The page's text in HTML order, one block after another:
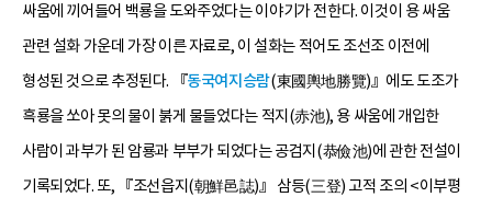
싸움에 끼어들어 백룡을 도와주었다는 이야기가 전한다. 이것이 용 싸움
관련 설화 가운데 가장 이른 자료로, 이 설화는 적어도 조선조 이전에
형성된 것으로 추정된다. 『동국여지승람(東國輿地勝覽)』에도 도조가
흑룡을 쏘아 못의 물이 붉게 물들었다는 적지(赤池), 용 싸움에 개입한
사람이 과부가 된 암룡과 부부가 되었다는 공검지(恭儉池)에 관한 전설이
기록되었다. 또, 『조선읍지(朝鮮邑誌)』 삼등(三登) 고적 조의 <이부평